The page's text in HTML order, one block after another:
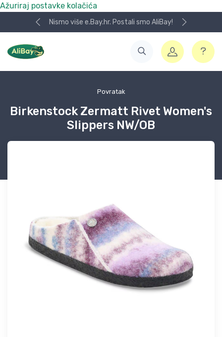
Ažuriraj postavke kolačića
Nismo više e.Bay.hr. Postali smo AliBay!
Povratak
Birkenstock Zermatt Rivet Women's
Slippers NW/OB